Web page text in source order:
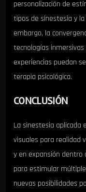
personalización de
tipos de sinestesia y
embargo, la
tecnologías
experiencias puedan
terapia psicológica.
CONCLUSIÓN
La sinestesia aplicada
visuales para realidad
y en expansión dentro
para estimular
nuevas posibilidades